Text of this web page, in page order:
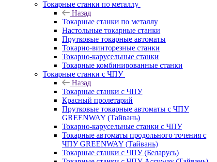
Токарные станки по металлу
Назад
Токарные станки по металлу
Настольные токарные станки
Прутковые токарные автоматы
Токарно-винторезные станки
Токарно-карусельные станки
Токарные комбинированные станки
Токарные станки с ЧПУ
Назад
Токарные станки с ЧПУ
Красный пролетарий
Прутковые токарные автоматы с ЧПУ
GREENWAY (Тайвань)
Токарно-карусельные станки с ЧПУ
Токарные автоматы продольного точения с
ЧПУ GREENWAY (Тайвань)
Токарные станки с ЧПУ (Беларусь)